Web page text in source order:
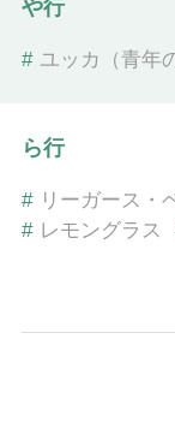
や行
# ユッカ（青年
ら行
# リーガース・
# レモングラス